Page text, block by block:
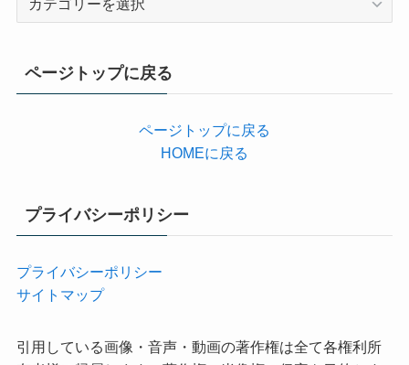
ページトップに戻る
ページトップに戻る
HOMEに戻る
プライバシーポリシー
プライバシーポリシー
サイトマップ
引用している画像・音声・動画の著作権は全て各権利所